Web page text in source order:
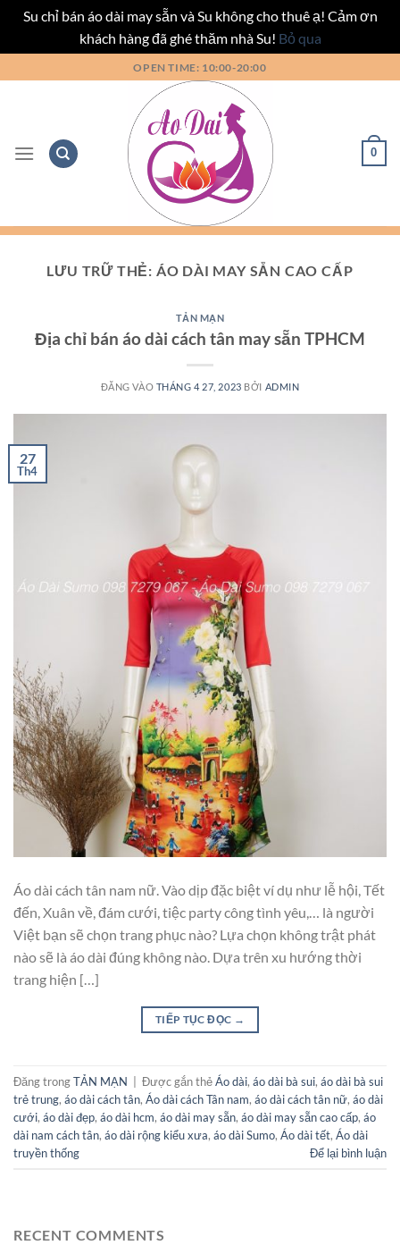
Su chỉ bán áo dài may sẵn và Su không cho thuê ạ! Cảm ơn
khách hàng đã ghé thăm nhà Su! Bỏ qua
qua
OPEN TIME: 10:00-20:00
0
LƯU TRỮ THẺ: ÁO DÀI MAY SẴN CAO CẤP
TẢN MẠN
Địa chỉ bán áo dài cách tân may sẵn TPHCM
ĐĂNG VÀO THÁNG 4 27, 2023 BỞI ADMIN
27
Th4
Áo dài cách tân nam nữ. Vào dịp đặc biệt ví dụ như lễ hội, Tết
đến, Xuân về, đám cưới, tiệc party công tình yêu,… là người
Việt bạn sẽ chọn trang phục nào? Lựa chọn không trật phát
nào sẽ là áo dài đúng không nào. Dựa trên xu hướng thời
trang hiện […]
TIẾP TỤC ĐỌC →
Đăng trongTẢN MẠN Được gắn thẻÁo dài, áo dài bà sui, áo dài bà sui
trẻ trung, áo dài cách tân, Áo dài cách Tân nam, áo dài cách tân nữ, áo dài
cưới, áo dài đẹp, áo dài hcm, áo dài may sẵn, áo dài may sẵn cao cấp, áo
dài nam cách tân, áo dài rộng kiểu xưa, áo dài Sumo, Áo dài tết, Áo dài
truyền thống
Để lại bình luận
RECENT COMMENTS